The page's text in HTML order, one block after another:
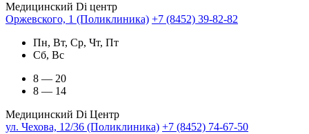
Медицинский Di центр
Оржевского, 1 (Поликлиника) +7 (8452) 39-82-82
Пн, Вт, Ср, Чт, Пт
Сб, Вс
8 — 20
8 — 14
Медицинский Di Центр
ул. Чехова, 12/36 (Поликлиника) +7 (8452) 74-67-50